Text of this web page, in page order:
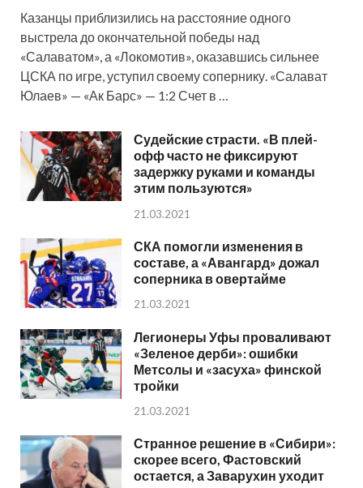
Казанцы приблизились на расстояние одного
выстрела до окончательной победы над
«Салаватом», а «Локомотив», оказавшись сильнее
ЦСКА по игре, уступил своему сопернику. «Салават
Юлаев» — «Ак Барс» — 1:2 Счет в …
Судейские страсти. «В плей-
офф часто не фиксируют
задержку руками и команды
этим пользуются»
21.03.2021
СКА помогли изменения в
составе, а «Авангард» дожал
соперника в овертайме
21.03.2021
Легионеры Уфы проваливают
«Зеленое дерби»: ошибки
Метсолы и «засуха» финской
тройки
21.03.2021
Странное решение в «Сибири»:
скорее всего, Фастовский
остается, а Заварухин уходит